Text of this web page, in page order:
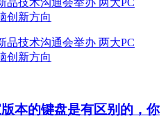
本的键盘是有区别的，你